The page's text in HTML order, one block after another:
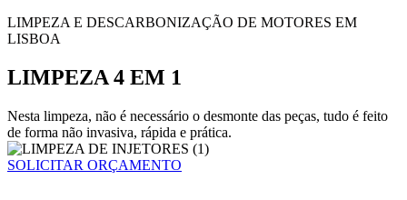
LIMPEZA E DESCARBONIZAÇÃO DE MOTORES EM
LISBOA
LIMPEZA 4 EM 1
Nesta limpeza, não é necessário o desmonte das peças, tudo é feito
de forma não invasiva, rápida e prática.
SOLICITAR ORÇAMENTO